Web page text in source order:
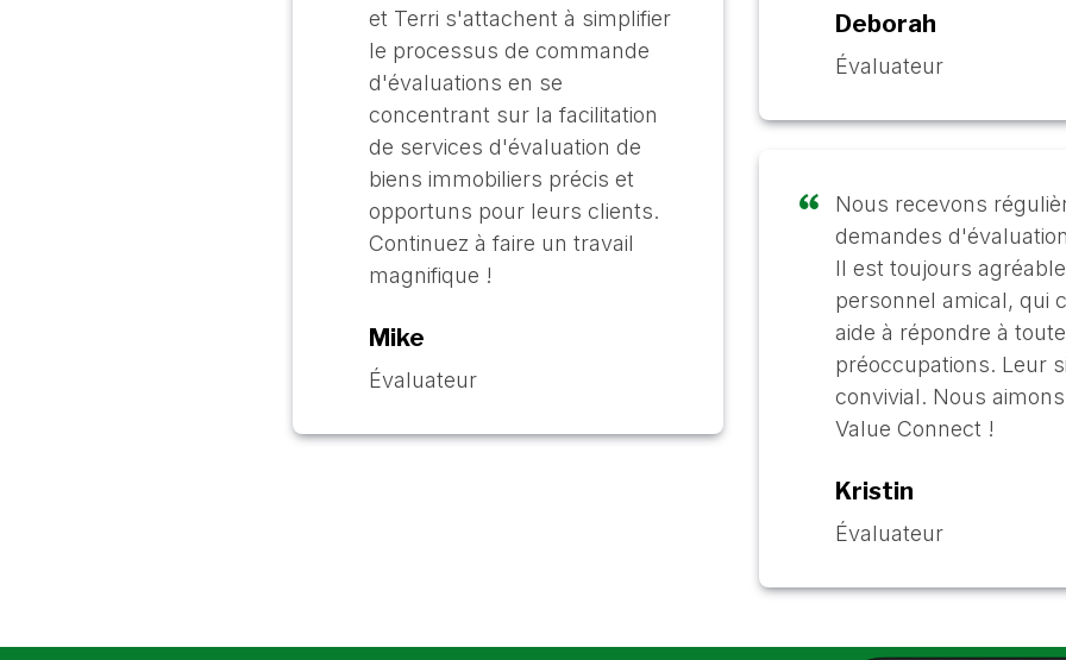
et Terri s'attachent à simplifier
le processus de commande
d'évaluations en se
concentrant sur la facilitation
de services d'évaluation de
biens immobiliers précis et
opportuns pour leurs clients.
Continuez à faire un travail
magnifique !
Mike
Évaluateur
Deborah
Évaluateur
Nous recevons
demandes
Il est toujours
personnel amical, qui
aide à répondre à
préoccupations. Leur
convivial. Nous
Value Connect !
Kristin
Évaluateur